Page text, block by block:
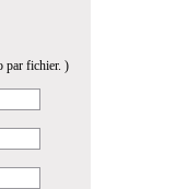
par fichier. )